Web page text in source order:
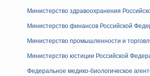
Министерство здравоохранения
Министерство финансов Российской
Министерство промышленности и
Министерство юстиции Российской
Федеральное медико-биологическое